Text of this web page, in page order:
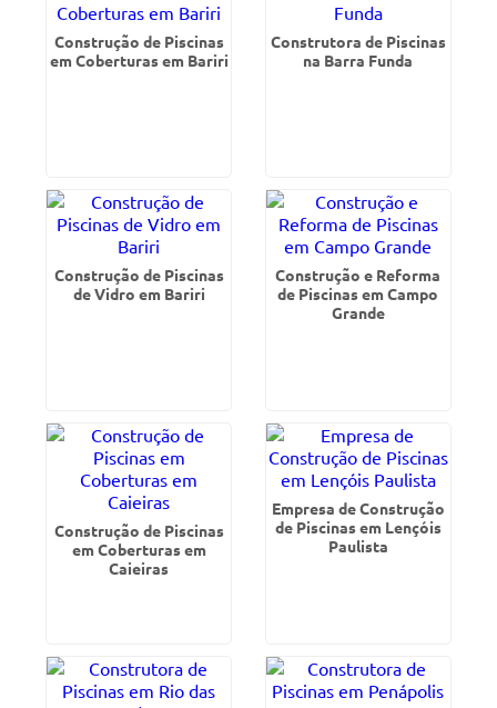
Construção de Piscinas
em Coberturas em Bariri
Construtora de Piscinas
na Barra Funda
Construção de Piscinas
de Vidro em Bariri
Construção e Reforma
de Piscinas em Campo
Grande
Construção de Piscinas
em Coberturas em
Caieiras
Empresa de Construção
de Piscinas em Lençóis
Paulista